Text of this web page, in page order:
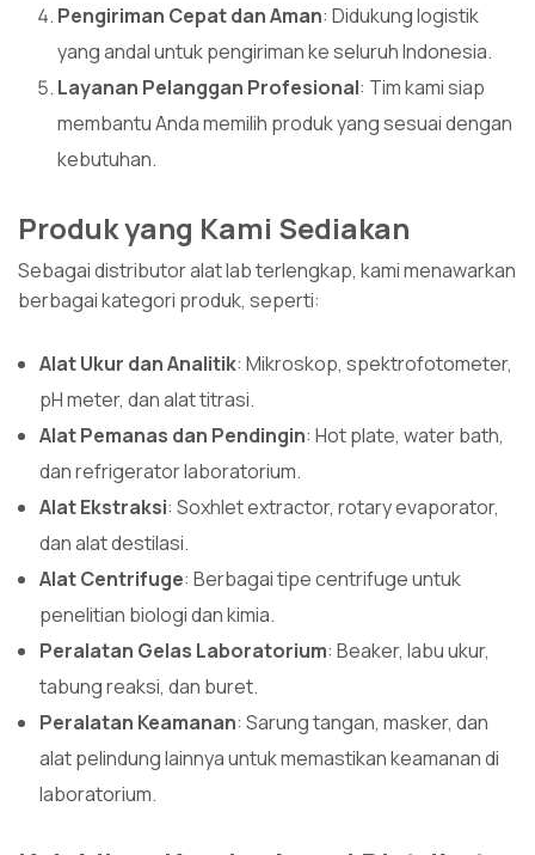
Pengiriman Cepat dan Aman: Didukung logistik
yang andal untuk pengiriman ke seluruh Indonesia.
Layanan Pelanggan Profesional: Tim kami siap
membantu Anda memilih produk yang sesuai dengan
kebutuhan.
Produk yang Kami Sediakan
Sebagai distributor alat lab terlengkap, kami menawarkan
berbagai kategori produk, seperti:
Alat Ukur dan Analitik: Mikroskop, spektrofotometer,
pH meter, dan alat titrasi.
Alat Pemanas dan Pendingin: Hot plate, water bath,
dan refrigerator laboratorium.
Alat Ekstraksi: Soxhlet extractor, rotary evaporator,
dan alat destilasi.
Alat Centrifuge: Berbagai tipe centrifuge untuk
penelitian biologi dan kimia.
Peralatan Gelas Laboratorium: Beaker, labu ukur,
tabung reaksi, dan buret.
Peralatan Keamanan: Sarung tangan, masker, dan
alat pelindung lainnya untuk memastikan keamanan di
laboratorium.